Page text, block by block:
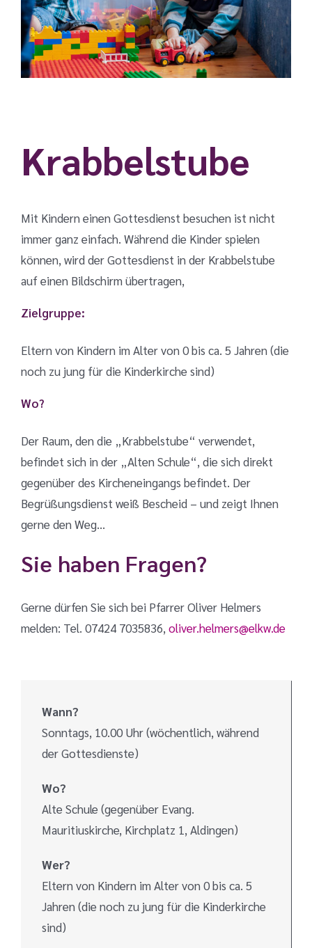
Krabbelstube
Mit Kindern einen Gottesdienst besuchen ist nicht
immer ganz einfach. Während die Kinder spielen
können, wird derGottesdienst in der Krabbelstube
auf einen Bildschirm übertragen,
Zielgruppe:
Eltern von Kindern im Alter von 0 bis ca. 5 Jahren (die
noch zu jung für die Kinderkirche sind)
Wo?
Der Raum, den die „Krabbelstube“ verwendet,
befindet sich in der „Alten Schule“, die sich direkt
gegenüber des Kircheneingangs befindet. Der
Begrüßungsdienst weiß Bescheid – und zeigt Ihnen
gerne den Weg…
Sie haben Fragen?
Gerne dürfen Sie sich bei Pfarrer Oliver Helmers
melden: Tel. 07424 7035836, oliver.helmers@elkw.de
Wann?
Sonntags, 10.00 Uhr (wöchentlich, während
der Gottesdienste)
Wo?
Alte Schule (gegenüber Evang.
Mauritiuskirche, Kirchplatz 1, Aldingen)
Wer?
Eltern von Kindern im Alter von 0 bis ca. 5
Jahren (die noch zu jung für die Kinderkirche
sind)